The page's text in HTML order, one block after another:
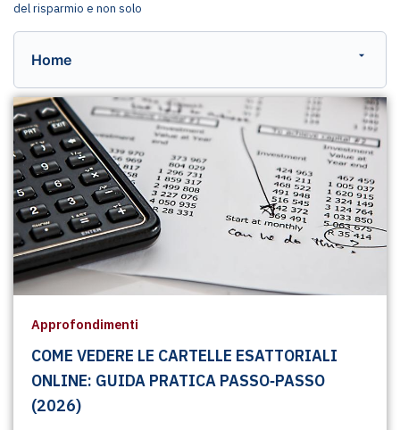
del risparmio e non solo
Approfondimenti
COME VEDERE LE CARTELLE ESATTORIALI
ONLINE: GUIDA PRATICA PASSO‑PASSO
(2026)